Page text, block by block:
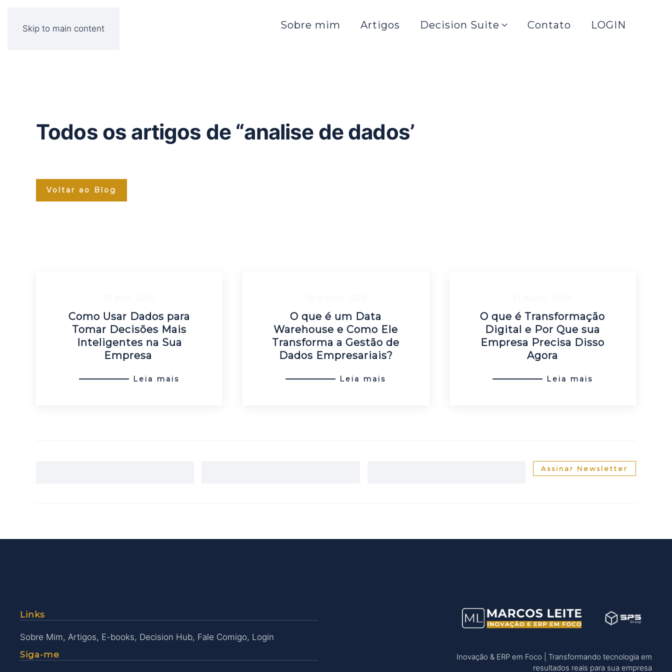
Skip to main content Sobre mim Artigos Decision Suite Contato LOGIN
Todos os artigos de “analise de dados’
Voltar ao Blog
Como Usar Dados para
Tomar Decisões Mais
Inteligentes na Sua
Empresa
Leia mais
O que é um Data
Warehouse e Como Ele
Transforma a Gestão de
Dados Empresariais?
Leia mais
O que é Transformação
Digital e Por Que sua
Empresa Precisa Disso
Agora
Leia mais
Assinar Newsletter
Links
Sobre Mim, Artigos, E-books, Decision Hub, Fale Comigo, Login
Siga-me
Inovação & ERP em Foco | Transformando tecnologia em
resultados reais para sua empresa